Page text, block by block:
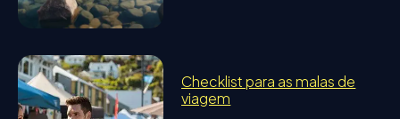
Checklist para as malas de
viagem